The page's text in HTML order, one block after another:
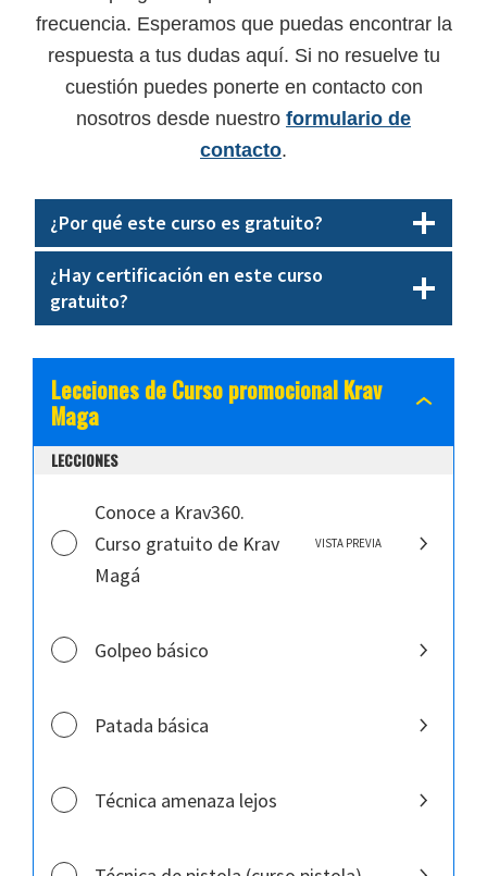
frecuencia. Esperamos que puedas encontrar la
respuesta a tus dudas aquí. Si no resuelve tu
cuestión puedes ponerte en contacto con
nosotros desde nuestro formulario de
contacto.
¿Por qué este curso es gratuito?
¿Hay certificación en este curso
gratuito?
Lecciones de Curso promocional Krav
Maga
Lecciones
Curso
LECCIONES
Conoce a Krav360.
Curso gratuito de Krav
Magá
VISTA PREVIA
Golpeo básico
Patada básica
Técnica amenaza lejos